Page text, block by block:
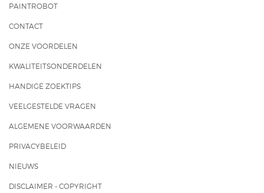
PAINTROBOT
CONTACT
ONZE VOORDELEN
KWALITEITSONDERDELEN
HANDIGE ZOEKTIPS
VEELGESTELDE VRAGEN
ALGEMENE VOORWAARDEN
PRIVACYBELEID
NIEUWS
DISCLAIMER - COPYRIGHT